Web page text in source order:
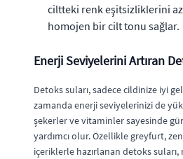
ciltteki renk eşitsizliklerini
homojen bir cilt tonu sağlar.
Enerji Seviyelerini Artıran
Detoks suları, sadece cildinize iyi
zamanda enerji seviyelerinizi de
şekerler ve vitaminler sayesinde
yardımcı olur. Özellikle greyfurt,
içeriklerle hazırlanan detoks suları,